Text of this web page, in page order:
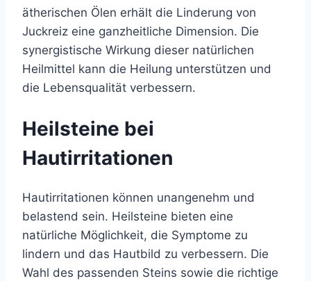
ätherischen Ölen erhält die Linderung von
Juckreiz eine ganzheitliche Dimension. Die
synergistische Wirkung dieser natürlichen
Heilmittel kann die Heilung unterstützen und
die Lebensqualität verbessern.
Heilsteine bei
Hautirritationen
Hautirritationen können unangenehm und
belastend sein. Heilsteine bieten eine
natürliche Möglichkeit, die Symptome zu
lindern und das Hautbild zu verbessern. Die
Wahl des passenden Steins sowie die richtige